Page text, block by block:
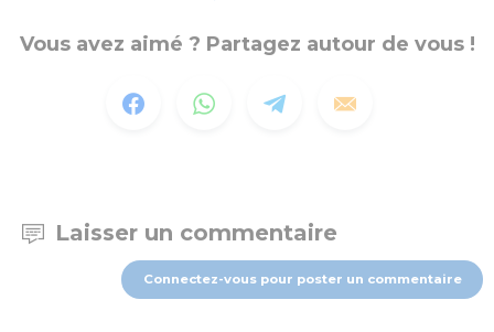
Vous avez aimé ? Partagez autour de vous !
Laisser un commentaire
Connectez-vous pour poster un commentaire